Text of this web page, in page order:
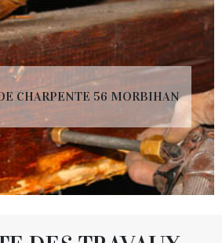
CHARPENTE 56 MORBIHAN